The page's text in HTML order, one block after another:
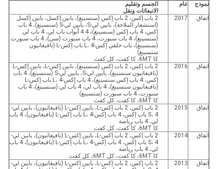
نموذج عام
الجسم وتقليم
الانبعاثات ونقل
اتفاق
2017
2 باب إكس، 2 باب إكس (سنسينغ)، بابين إكسل، بابين إكسل
(استشعار الملاحة)، بابين لي-S، بابين لي-S (سنسينغ)، 4 باب
إكس، 4 باب إكس (سنسينغ)، 4 4 أبواب باب لي، 4 باب لي
(سنسينغ)، 4 باب سبورت، 4 باب سبورت (سي)، 4 باب سبورت
(سنسينغ)، باب خلفي إكس-L، 4 باب إكس-L (نافيغاتيون
سنسينغ)
كا 6MT، كا كفت، كل كفت
اتفاق
2016
2 باب إكس، 2 باب إكس (سنسينغ)، بابين إكس-L، بابين إكس-L
(نافيغاتيون سنسينغ)، بابين لي-S، بابين لي-S (سنسينغ)، 4 باب
إكس، 4 باب إكس سنسينغ)، 4 باب إكس-L، 4 باب إكس-L
(نافيغاتيون سنسينغ)، 4 باب لي، 4 باب لي (سنسينغ)، 4 باب
سبورت، 4 باب سبورت (سنسينغ)
كا 6MT، كا كفت، كل كفت
اتفاق
2015
2 باب إكس، 2 باب إكس-L، بابين إكس-L (نافيغاتيون)، بابين لي-
S، 4 باب إكس، 4 باب إكس-L، 4 باب إكس-L (نافيغاتيون)، 4 باب
لي، 4 باب رياضة
كا 6MT، كا كفت، كل كفت
اتفاق
2014
2 باب إكس، 2 باب إكس-L، بابين إكس-L (نافيغاتيون)، بابين لي-
S، 4 باب إكس، 4 باب إكس-L، 4 باب إكس-L (نافيغاتيون)، 4 باب
لي، 4 باب رياضة
كا 6MT، كا كفت، كل 6MT، كل كفت
اتفاق
2013
2 باب إكس، 2 باب إكس-L، بابين إكس-L (نافيغاتيون)، بابين لي-